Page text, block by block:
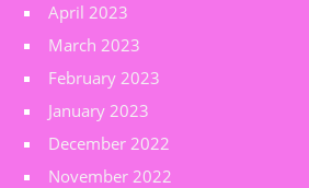
April 2023
March 2023
February 2023
January 2023
December 2022
November 2022